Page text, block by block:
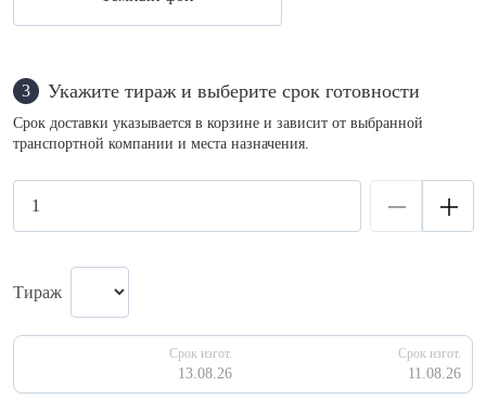
3 Укажите тираж и выберите срок готовности
Срок доставки указывается в корзине и зависит от выбранной
транспортной компании и места назначения.
Тираж
Срок изгот.
13.08.26
Срок изгот.
11.08.26